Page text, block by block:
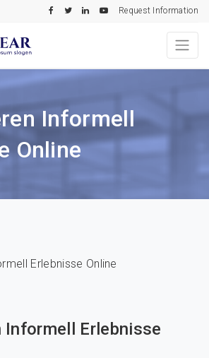
Request Information
Informell
Online
Informell Erlebnisse